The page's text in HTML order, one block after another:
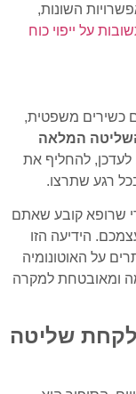
השונות,
על ייפוי כוח
כשירים משפטית,
המלאה
לעדכן, להחליף את
רגע שתרצו.
שרופא קובע שאתם
הידיעה הזו
על האוטונומיה
ומאובטחת למקרה
לקחת שליטה